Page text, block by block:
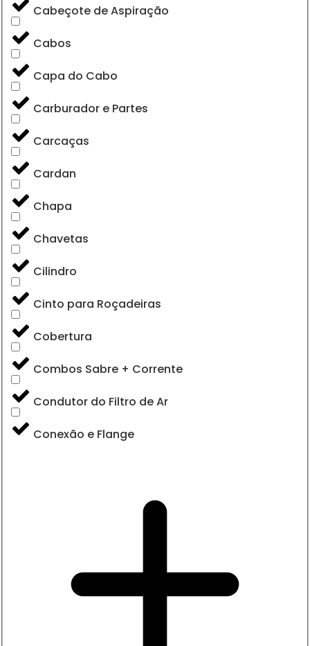
Cabeçote de Aspiração
Cabos
Capa do Cabo
Carburador e Partes
Carcaças
Cardan
Chapa
Chavetas
Cilindro
Cinto para Roçadeiras
Cobertura
Combos Sabre + Corrente
Condutor do Filtro de Ar
Conexão e Flange